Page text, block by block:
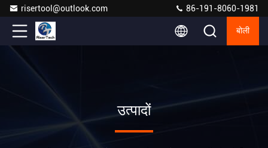
risertool@outlook.com 86-191-8060-1981
बोली
उत्पादों